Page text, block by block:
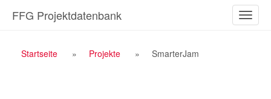
Inhalt
ein-/
FFG Projektdatenbank
Breadcrumb
Startseite Projekte SmarterJam